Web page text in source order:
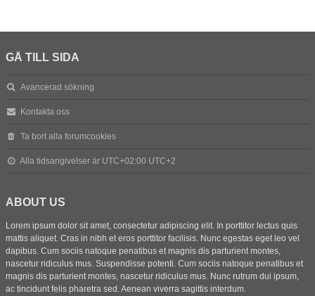
GÅ TILL SIDA
Avancerad sökning
Kontakta oss
Ta bort alla forumcookies
Alla tidsangivelser är UTC+02:00 UTC+2
ABOUT US
Lorem ipsum dolor sit amet, consectetur adipiscing elit. In porttitor lectus quis
mattis aliquet. Cras in nibh et eros porttitor facilisis. Nunc egestas eget leo vel
dapibus. Cum sociis natoque penatibus et magnis dis parturient montes,
nascetur ridiculus mus. Suspendisse potenti. Cum sociis natoque penatibus et
magnis dis parturient montes, nascetur ridiculus mus. Nunc rutrum dui ipsum,
ac tincidunt felis pharetra sed. Aenean viverra sagittis interdum.